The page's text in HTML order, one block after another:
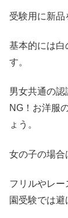
受験用に新品
基本的には白
す。
男女共通の
NG！お洋服
ょう。
女の子の場合
フリルやレ
園受験では避